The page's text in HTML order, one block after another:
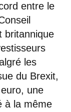
entre le
britannique
les
du Brexit,
une
à la même